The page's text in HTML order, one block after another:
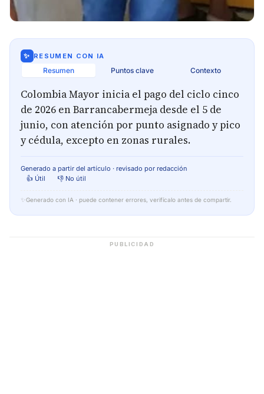
✨ RESUMEN CON IA
Resumen Puntos clave Contexto
Colombia Mayor inicia el pago del ciclo cinco
de 2026 en Barrancabermeja desde el 5 de
junio, con atención por punto asignado y pico
y cédula, excepto en zonas rurales.
Generado a partir del artículo · revisado por redacción
👍 Útil
👎 No útil
✨ Generado con IA · puede contener errores, verifícalo antes de compartir.
PUBLICIDAD